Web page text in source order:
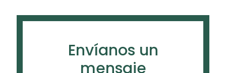
Envíanos un
mensaje